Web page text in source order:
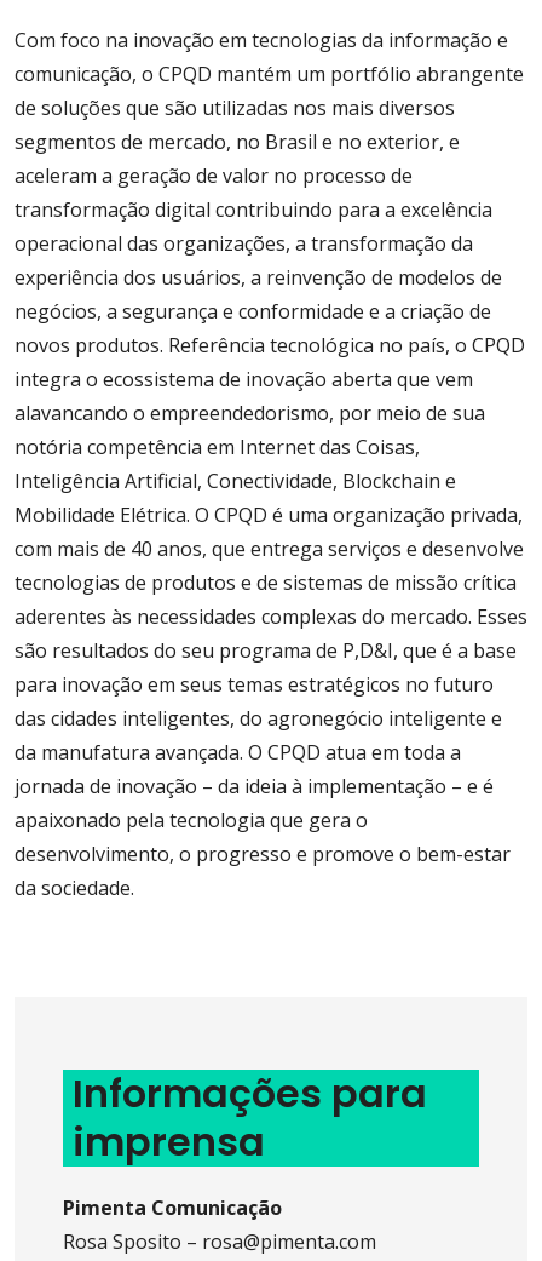
Com foco na inovação em tecnologias da informação e
comunicação, o CPQD mantém um portfólio abrangente
de soluções que são utilizadas nos mais diversos
segmentos de mercado, no Brasil e no exterior, e
aceleram a geração de valor no processo de
transformação digital contribuindo para a excelência
operacional das organizações, a transformação da
experiência dos usuários, a reinvenção de modelos de
negócios, a segurança e conformidade e a criação de
novos produtos. Referência tecnológica no país, o CPQD
integra o ecossistema de inovação aberta que vem
alavancando o empreendedorismo, por meio de sua
notória competência em Internet das Coisas,
Inteligência Artificial, Conectividade, Blockchain e
Mobilidade Elétrica. O CPQD é uma organização privada,
com mais de 40 anos, que entrega serviços e desenvolve
tecnologias de produtos e de sistemas de missão crítica
aderentes às necessidades complexas do mercado. Esses
são resultados do seu programa de P,D&I, que é a base
para inovação em seus temas estratégicos no futuro
das cidades inteligentes, do agronegócio inteligente e
da manufatura avançada. O CPQD atua em toda a
jornada de inovação – da ideia à implementação – e é
apaixonado pela tecnologia que gera o
desenvolvimento, o progresso e promove o bem-estar
da sociedade.
Informações para
imprensa
Pimenta Comunicação
Rosa Sposito – rosa@pimenta.com